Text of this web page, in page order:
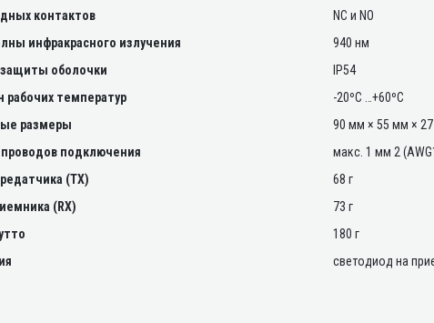
контактов
NC и NO
инфракрасного излучения
940 нм
оболочки
IP54
рабочих температур
-20ºС …+60ºС
размеры
90 мм × 55 мм ×
подключения
макс. 1 мм 2
(TX)
68 г
(RX)
73 г
180 г
светодиод на